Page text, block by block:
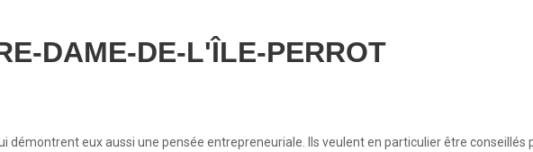
DAME-DE-L'ÎLE-PERROT
démontrent eux aussi une pensée entrepreneuriale. Ils veulent en particulier être